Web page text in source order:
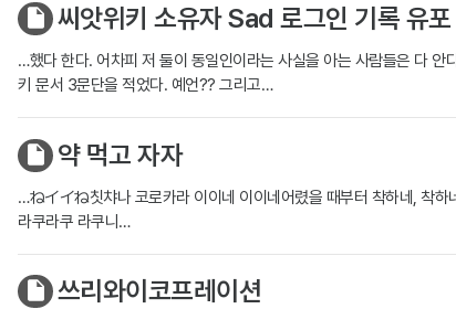
씨앗위키 소유자 Sad 로그인 기록 유
…했다 한다. 어차피 저 둘이 동일인이라는 사실을 아는 사람들은 다
키 문서 3문단을 적었다. 예언?? 그리고…
약 먹고 자자
…ねイイね칫챠나 코로카라 이이네 이이네어렸을 때부터 착하네, 착
라쿠라쿠 라쿠니…
쓰리와이코프레이션